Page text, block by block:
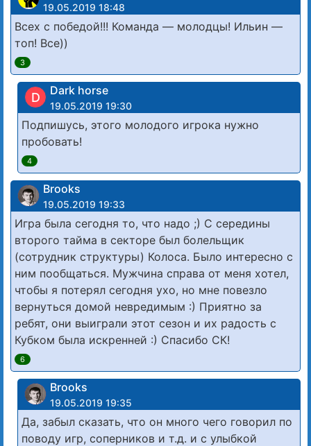
19.05.2019 18:48
Всех с победой!!! Команда — молодцы! Ильин —
топ! Все))
3
D Dark horse
19.05.2019 19:30
Подпишусь, этого молодого игрока нужно
пробовать!
4
Brooks
19.05.2019 19:33
Игра была сегодня то, что надо ;) С середины
второго тайма в секторе был болельщик
(сотрудник структуры) Колоса. Было интересно с
ним пообщаться. Мужчина справа от меня хотел,
чтобы я потерял сегодня ухо, но мне повезло
вернуться домой невредимым :) Приятно за
ребят, они выиграли этот сезон и их радость с
Кубком была искренней :) Спасибо СК!
6
Brooks
19.05.2019 19:35
Да, забыл сказать, что он много чего говорил по
поводу игр, соперников и т.д. и с улыбкой